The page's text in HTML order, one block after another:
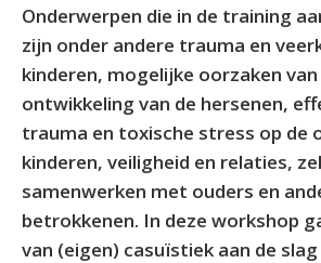
Onderwerpen die in de training
zijn onder andere trauma en
kinderen, mogelijke oorzaken
ontwikkeling van de hersenen,
trauma en toxische stress op de
kinderen, veiligheid en relaties,
samenwerken met ouders en
betrokkenen. In deze workshop
van (eigen) casuïstiek aan de